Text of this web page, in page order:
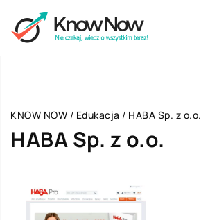
KNOW NOW / Edukacja / HABA Sp. z o.o.
HABA Sp. z o.o.